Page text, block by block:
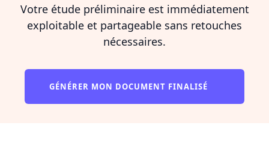
Votre étude préliminaire est immédiatement
exploitable et partageable sans retouches
nécessaires.
GÉNÉRER MON DOCUMENT FINALISÉ